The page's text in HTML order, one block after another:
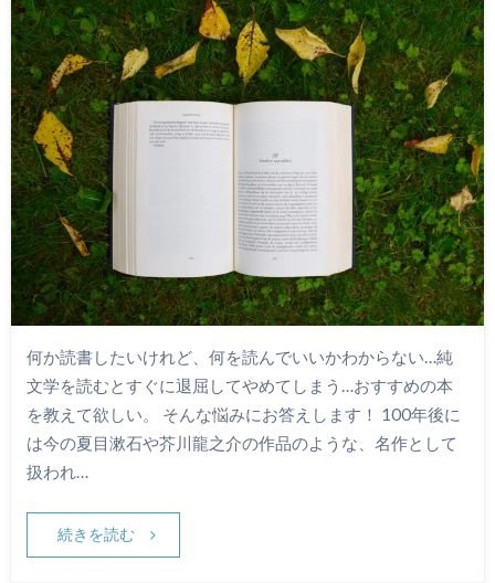
何か読書したいけれど、何を読んでいいかわからない…純
文学を読むとすぐに退屈してやめてしまう…おすすめの本
を教えて欲しい。 そんな悩みにお答えします！ 100年後に
は今の夏目漱石や芥川龍之介の作品のような、名作として
扱われ…
続きを読む